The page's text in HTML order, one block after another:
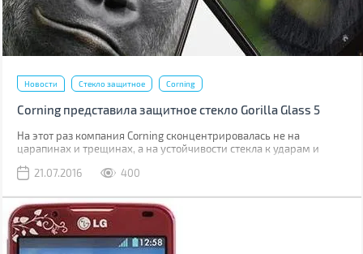
Новости Стекло защитное Corning
Corning представила защитное стекло Gorilla Glass 5
На этот раз компания Corning сконцентрировалась не на
царапинах и трещинах, а на устойчивости стекла к ударам и
21.07.2016
400